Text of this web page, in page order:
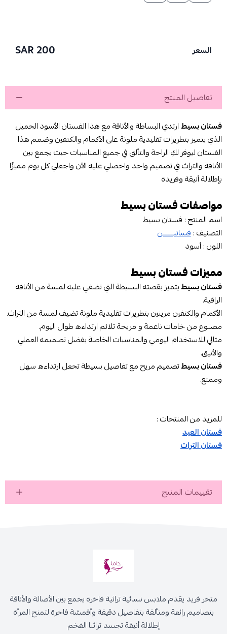
السعر 200 SAR
تفاصيل المنتج
فستان بسيط ارتدي البساطة والأناقة مع هذا الفستان الأسود الجميل
الذي يتميز بتطريزات تقليدية ملونة على الأكمام والكتفين وصُمم هذا
الفستان ليوفر لكِ الراحة والتألق في جميع المناسبات حيث يجمع بين
الأناقة والتراث في تصميم واحد واحصلي عليه الآن واجعلي كل يوم مميزًا
بإطلالة أنيقة وفريدة
مواصفات فستان بسيط
اسم المنتج : فستان بسيط
التصنيف :فساتيـــــــن
اللون : أسود
مميزات فستان بسيط
فستان بسيطيتميز بقصته البسيطة التي تضفي عليه لمسة من الأناقة
الراقية.
الأكمام والكتفين مزينين بتطريزات تقليدية ملونة تضيف لمسة من التراث.
مصنوع من خامات ناعمة و مريحة تلائم ارتداءه طوال اليوم.
مثالي للاستخدام اليومي والمناسبات الخاصة بفضل تصميمه العملي
والأنيق.
فستان بسيطتصميم مريح مع تفاصيل بسيطة تجعل ارتداءه سهل
وممتع.
للمزيد من المنتجات :
فستان العيد
فستان التراث
تقييمات المنتج
متجر فريد يقدم ملابس نسائية تراثية فاخرة يجمع بين الأصالة والأناقة
بتصاميم رائعة ومتألقة بتفاصيل دقيقة وأقمشة فاخرة لتمنح المرأة
إطلالة أنيقة تجسد تراثنا الفخم